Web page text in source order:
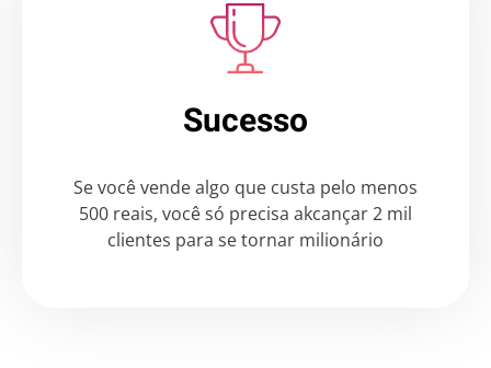
Sucesso
Se você vende algo que custa pelo menos
500 reais, você só precisa akcançar 2 mil
clientes para se tornar milionário